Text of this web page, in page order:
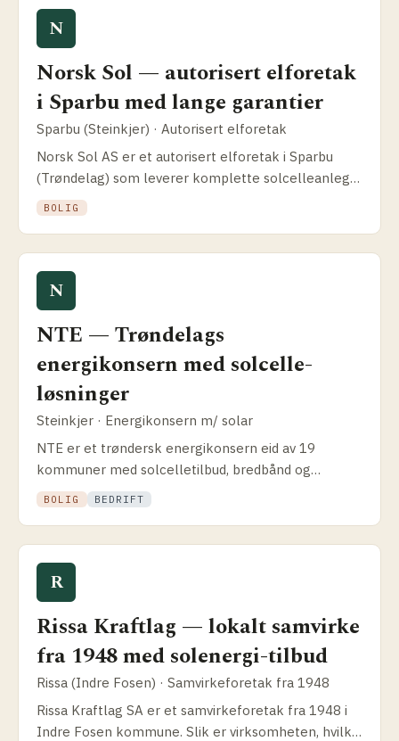
N
Norsk Sol — autorisert elforetak
i Sparbu med lange garantier
Sparbu (Steinkjer) · Autorisert elforetak
Norsk Sol AS er et autorisert elforetak i Sparbu
(Trøndelag) som leverer komplette solcelleanlegg
over hele Norge. Slik fungerer modellen og hva
som skiller selskapet.
BOLIG
N
NTE — Trøndelags
energikonsern med solcelle­
løsninger
Steinkjer · Energikonsern m/ solar
NTE er et trøndersk energikonsern eid av 19
kommuner med solcelle­tilbud, bredbånd og
fjernvarme. Slik fungerer pakkeløsningen og hva
som skiller NTE fra konkurrentene i Trøndelag.
BOLIG BEDRIFT
R
Rissa Kraftlag — lokalt samvirke
fra 1948 med solenergi-tilbud
Rissa (Indre Fosen) · Samvirkeforetak fra 1948
Rissa Kraftlag SA er et samvirkeforetak fra 1948 i
Indre Fosen kommune. Slik er virksomheten, hvilke